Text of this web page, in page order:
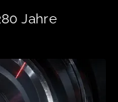
Jahre